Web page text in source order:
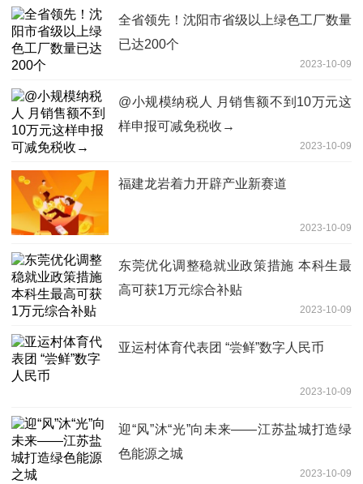
全省领先！沈阳市省级以上绿色工厂数量
已达200个
2023-10-09
@小规模纳税人 月销售额不到10万元这
样申报可减免税收→
2023-10-09
福建龙岩着力开辟产业新赛道
2023-10-09
东莞优化调整稳就业政策措施 本科生最
高可获1万元综合补贴
2023-10-09
亚运村体育代表团 “尝鲜”数字人民币
2023-10-09
迎“风”沐“光”向未来——江苏盐城打造绿
色能源之城
2023-10-09